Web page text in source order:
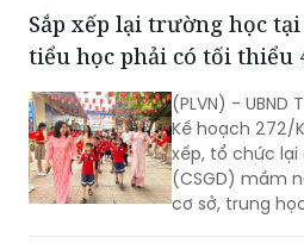
ĐỌC THÊM
Sắp xếp lại trường học
tiểu học phải có tối thiểu
(PLVN) - UBND
Kế hoạch 272/